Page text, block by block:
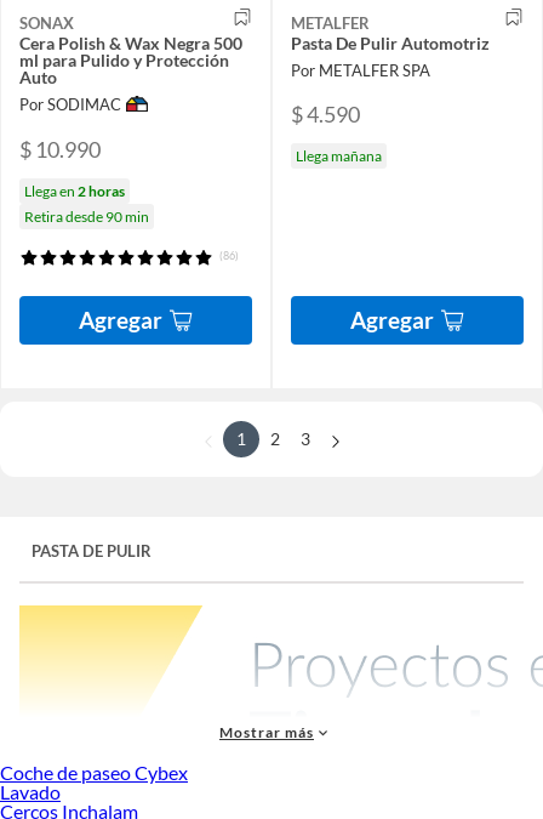
SONAX
Cera Polish & Wax Negra 500
ml para Pulido y Protección
Auto
Por SODIMAC
$ 10.990
Llega en 2 horas
Retira desde 90 min
(86)
Agregar
METALFER
Pasta De Pulir Automotriz
Por METALFER SPA
$ 4.590
Llega mañana
Agregar
1 2 3
PASTA DE PULIR
Mostrar más
Coche de paseo Cybex
Lavado
Cercos Inchalam